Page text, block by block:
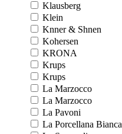
Klausberg
Klein
Knner & Shnen
Kohersen
KRONA
Krups
Krups
La Marzocco
La Marzocco
La Pavoni
La Porcellana Bianca